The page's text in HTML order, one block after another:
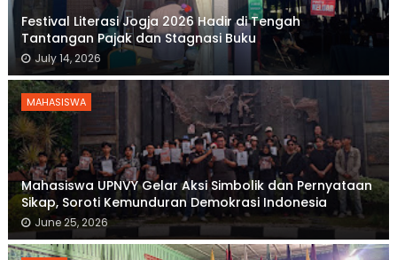
Festival Literasi Jogja 2026 Hadir di Tengah
Tantangan Pajak dan Stagnasi Buku
July 14, 2026
MAHASISWA
Mahasiswa UPNVY Gelar Aksi Simbolik dan Pernyataan
Sikap, Soroti Kemunduran Demokrasi Indonesia
June 25, 2026